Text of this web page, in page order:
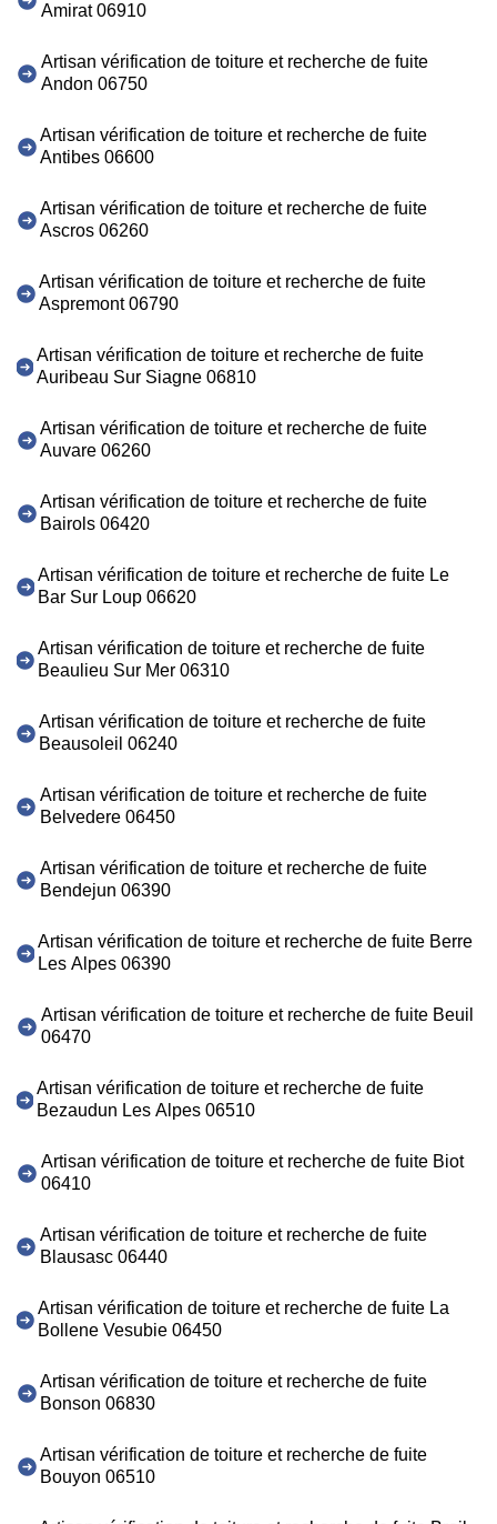
Amirat 06910
Artisan vérification de toiture et recherche de fuite
Andon 06750
Artisan vérification de toiture et recherche de fuite
Antibes 06600
Artisan vérification de toiture et recherche de fuite
Ascros 06260
Artisan vérification de toiture et recherche de fuite
Aspremont 06790
Artisan vérification de toiture et recherche de fuite
Auribeau Sur Siagne 06810
Artisan vérification de toiture et recherche de fuite
Auvare 06260
Artisan vérification de toiture et recherche de fuite
Bairols 06420
Artisan vérification de toiture et recherche de fuite Le
Bar Sur Loup 06620
Artisan vérification de toiture et recherche de fuite
Beaulieu Sur Mer 06310
Artisan vérification de toiture et recherche de fuite
Beausoleil 06240
Artisan vérification de toiture et recherche de fuite
Belvedere 06450
Artisan vérification de toiture et recherche de fuite
Bendejun 06390
Artisan vérification de toiture et recherche de fuite Berre
Les Alpes 06390
Artisan vérification de toiture et recherche de fuite Beuil
06470
Artisan vérification de toiture et recherche de fuite
Bezaudun Les Alpes 06510
Artisan vérification de toiture et recherche de fuite Biot
06410
Artisan vérification de toiture et recherche de fuite
Blausasc 06440
Artisan vérification de toiture et recherche de fuite La
Bollene Vesubie 06450
Artisan vérification de toiture et recherche de fuite
Bonson 06830
Artisan vérification de toiture et recherche de fuite
Bouyon 06510